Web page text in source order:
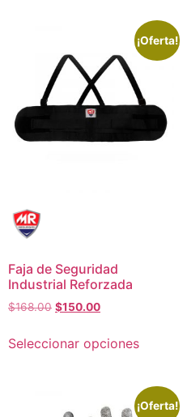
¡Oferta!
Faja de Seguridad
Industrial Reforzada
$168.00 $150.00
Seleccionar opciones
¡Oferta!